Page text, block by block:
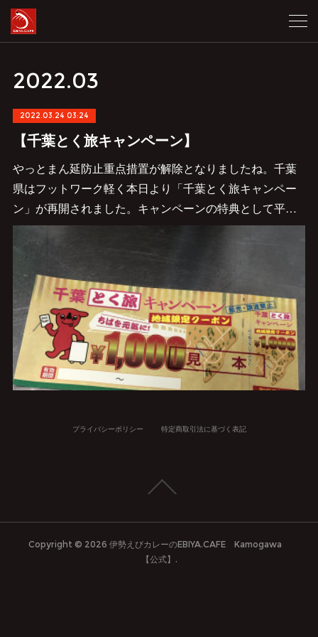
2022.03
2022.03.24 03:24
【千葉とく旅キャンペーン】
やっとまん延防止重点措置が解除となりましたね。千葉
県はフットワーク軽く本日より「千葉とく旅キャンペー
ン」が再開されました。キャンペーンの特典として平…
プライバシーポリシー 特定商取引法に基づく表記
Copyright © 2026 伊勢えびカレーのEBIYA.CAFE Kamogawa
【公式】 .